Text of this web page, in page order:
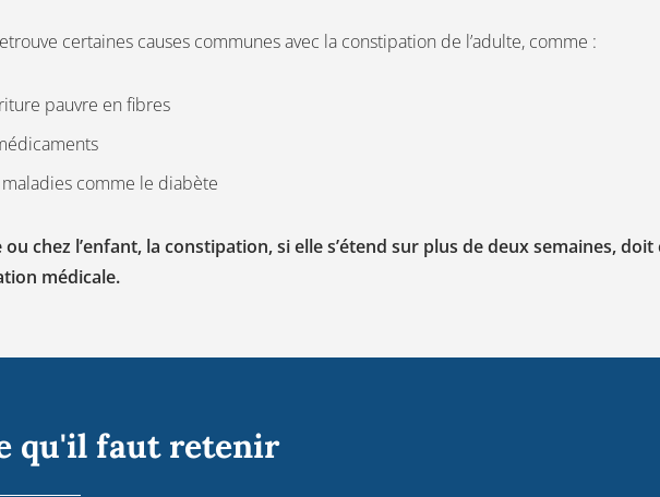
certaines causes communes avec la constipation de l’adulte, comme :
pauvre en fibres
comme le diabète
ou chez l’enfant, la constipation, si elle s’étend sur plus de deux semaines,
médicale.
qu'il faut retenir